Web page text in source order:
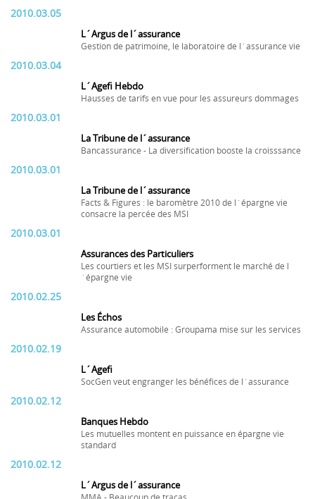
2010.03.05
L´Argus de l´assurance
Gestion de patrimoine, le laboratoire de l´assurance vie
2010.03.04
L´Agefi Hebdo
Hausses de tarifs en vue pour les assureurs dommages
2010.03.01
La Tribune de l´assurance
Bancassurance - La diversification booste la croisssance
2010.03.01
La Tribune de l´assurance
Facts & Figures : le baromètre 2010 de l´épargne vie
consacre la percée des MSI
2010.03.01
Assurances des Particuliers
Les courtiers et les MSI surperforment le marché de l
´épargne vie
2010.02.25
Les Échos
Assurance automobile : Groupama mise sur les services
2010.02.19
L´Agefi
SocGen veut engranger les bénéfices de l´assurance
2010.02.12
Banques Hebdo
Les mutuelles montent en puissance en épargne vie
standard
2010.02.12
L´Argus de l´assurance